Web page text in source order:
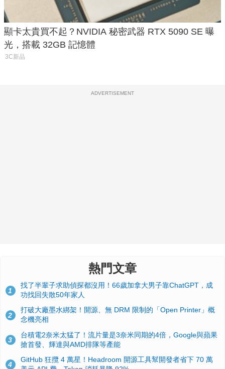
顯卡太貴買不起？NVIDIA 秘密武器 RTX 5090 SE 曝
光，搭載 32GB 記憶體
3C新品
ADVERTISEMENT
熱門文章
1
找了半輩子求助偵探都沒用！66歲加拿大男子靠ChatGPT，成
功找回失散50年家人
2
打破大廠墨水綁架！開源、無 DRM 限制的「Open Printer」概
念機亮相
3
台積電2奈米太猛了！流片量是3奈米同期的4倍，Google與蘋果
搶首發、輝達與AMD排隊等產能
4
GitHub 狂攬 4 萬星！Headroom 開源工具幫開發者省下 70 萬